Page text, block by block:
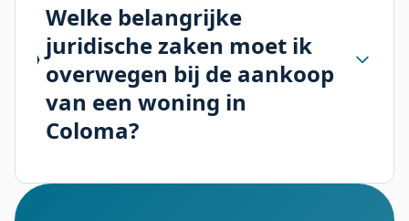
Welke belangrijke
juridische zaken moet ik
overwegen bij de aankoop
van een woning in
Coloma?